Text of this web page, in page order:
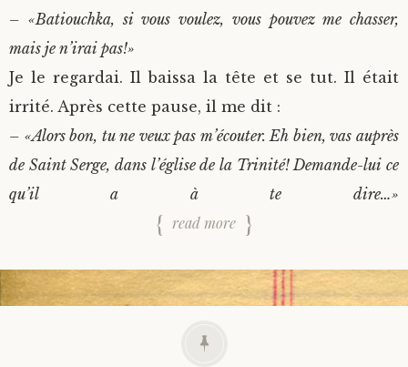
– «Batiouchka, si vous voulez, vous pouvez me chasser,
mais je n’irai pas!»
Je le regardai. Il baissa la tête et se tut. Il était
irrité. Après cette pause, il me dit :
– «Alors bon, tu ne veux pas m’écouter. Eh bien, vas auprès
de Saint Serge, dans l’église de la Trinité! Demande-lui ce
qu’il a à te dire…»
read more